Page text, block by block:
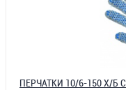
ПЕРЧАТКИ 10/6-150 Х/Б